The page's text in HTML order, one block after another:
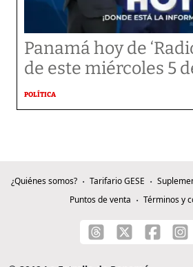
Panamá hoy de
de este miércoles 5
POLÍTICA
¿Quiénes somos? Tarifario GESE
Puntos de venta
Términos y